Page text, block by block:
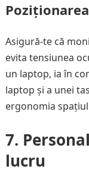
Asigură-te că
evita tensiunea
un laptop, ia în
laptop și a unei
ergonomia
7.
lucru